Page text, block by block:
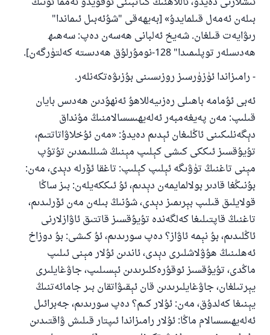
بىلەن ئەمەل قىلمايدۇ» [بەيھەقى "شۇئەبىل ئىماندا"
رىۋايەت قىلغان. شەيخ ئەلبانى ھەسەن دەپ: سەھىھ
ھەدىسلەر توپلىمىدا" 128-نومۇرلۇق ھەدىستە كەلتۈرگەن].
- رامىزاندا ئۈزۈرسىز روزىسىنى بۇزىۋەتكەنلەر.
ئەبى ئۇمامە باھىلى رەزىيەللاھۇ ئەنھۇدىن ھەدىس بايان
قىلىپ: مەن پەيغەمبەر ئەلەيھىسسالامنىڭ مۇنداق
دېگەنلىكىنى ئاڭلىغان ئېدىم دەيدۇ: «مەن ئۇخلاۋاتاتتىم،
تۇيۇقسىز ئىككى كىشى كېلىپ مېنىڭ شىللىمدىن تۇتۇپ
مېنى تاغنىڭ تۈۋىگە ئېلىپ كېلىپ: تاغقا ئۆرلە دېدى، مەن:
بۇنىڭغا قادىر بولالمايمەن دېدىم، ئۇ ئىككەيلەن: بىز ساڭا
قولايلىق قىلىپ بېرىمىز دېدى، شۇنىڭ بىلەن مەن ئۆرلىدىم،
تاغنىڭ قاپتىلىغا كەلگەندە تۇيۇقسىز قاتتىق ئاۋازلارنى
ئاڭلىدىم، بۇ نېمە ئاۋاز؟ دەپ سورىدىم، ئۇ كىشى: بۇ دوزاخ
ئەھلىنىڭ ھۇۋلاشلىرى دېدى، ئاندىن ئۇلار مېنى ئىلىپ
ماڭدى، تۇيۇقسىز ئوقۇرەكلىرىدىن ئېسىلىپ، جاۋغايلىرى
يېرتىلغان، جاۋغايلىرىدىن قان ئېقىۋاتقان بىر جامائەتنىڭ
يېنىغا كەلدۇق، مەن: ئۇلار كىم؟ دەپ سورىدىم، جەبرائىل
ئەلەيھىسسالام ماڭا: ئۇلار رامىزاندا ئىپتار قىلىش ۋاقتىدىن